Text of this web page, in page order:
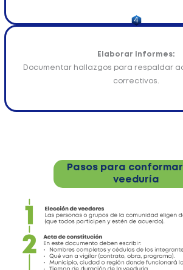
4
Elaborar informes:
Documentar hallazgos para respaldar
correctivos.
Pasos para
veeduría